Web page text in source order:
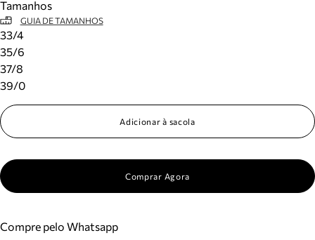
Tamanhos
GUIA DE TAMANHOS
33/4
35/6
37/8
39/0
Adicionar à sacola
Comprar Agora
Compre pelo Whatsapp